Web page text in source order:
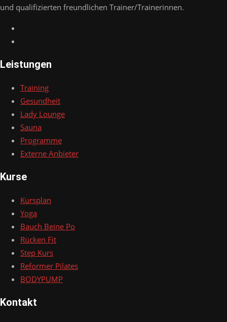
und qualifizierten freundlichen Trainer/Trainerinnen.
Leistungen
Training
Gesundheit
Lady Lounge
Sauna
Programme
Externe Anbieter
Kurse
Kursplan
Yoga
Bauch Beine Po
Rücken Fit
Step Kurs
Reformer Pilates
BODYPUMP
Kontakt